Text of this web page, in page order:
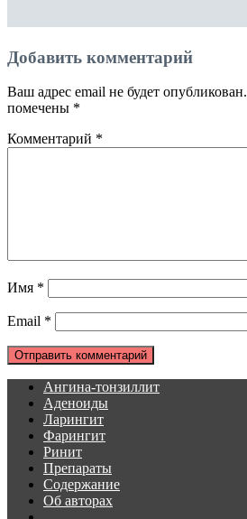
Добавить комментарий
Ваш адрес email не будет опубликован.
помечены *
Комментарий *
Имя *
Email *
Ангина-тонзиллит
Аденоиды
Ларингит
Фарингит
Ринит
Препараты
Содержание
Об авторах